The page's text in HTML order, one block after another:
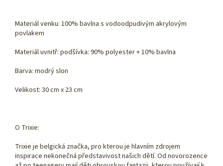
Materiál venku: 100% bavlna s vodoodpudivým akrylovým
povlakem
Materiál uvnitř: podšívka: 90% polyester + 10% bavlna
Barva: modrý slon
Velikost: 30 cm x 23 cm
O Trixie:
Trixie je belgická značka, pro kterou je hlavním zdrojem
inspirace nekonečná představivost našich dětí. Od novorozence